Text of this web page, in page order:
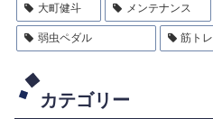
大町健斗 メンテナンス
弱虫ペダル 筋トレ
カテゴリー